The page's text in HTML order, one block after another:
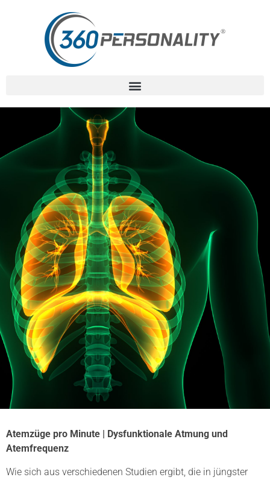
Atemzüge pro Minute | Dysfunktionale Atmung und
Atemfrequenz
Wie sich aus verschiedenen Studien ergibt, die in jüngster